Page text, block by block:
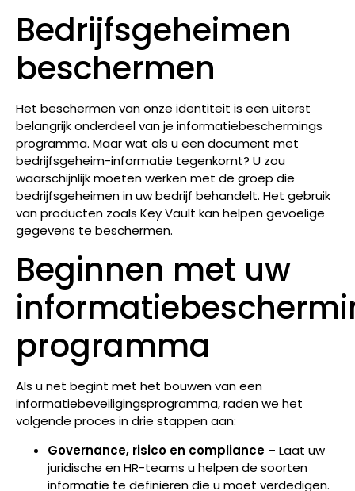
Bedrijfsgeheimen
beschermen
Het beschermen van onze identiteit is een uiterst
belangrijk onderdeel van je informatiebeschermings
programma. Maar wat als u een document met
bedrijfsgeheim-informatie tegenkomt? U zou
waarschijnlijk moeten werken met de groep die
bedrijfsgeheimen in uw bedrijf behandelt. Het gebruik
van producten zoals Key Vault kan helpen gevoelige
gegevens te beschermen.
Beginnen met uw
programma
Als u net begint met het bouwen van een
informatiebeveiligingsprogramma, raden we het
volgende proces in drie stappen aan:
Governance, risico en compliance – Laat uw
juridische en HR-teams u helpen de soorten
informatie te definiëren die u moet verdedigen.